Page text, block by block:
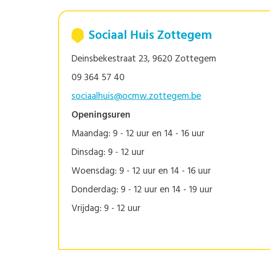
Sociaal Huis Zottegem
Deinsbekestraat 23, 9620 Zottegem
09 364 57 40
sociaalhuis@ocmw.zottegem.be
Openingsuren
Maandag: 9 - 12 uur en 14 - 16 uur
Dinsdag: 9 - 12 uur
Woensdag: 9 - 12 uur en 14 - 16 uur
Donderdag: 9 - 12 uur en 14 - 19 uur
Vrijdag: 9 - 12 uur